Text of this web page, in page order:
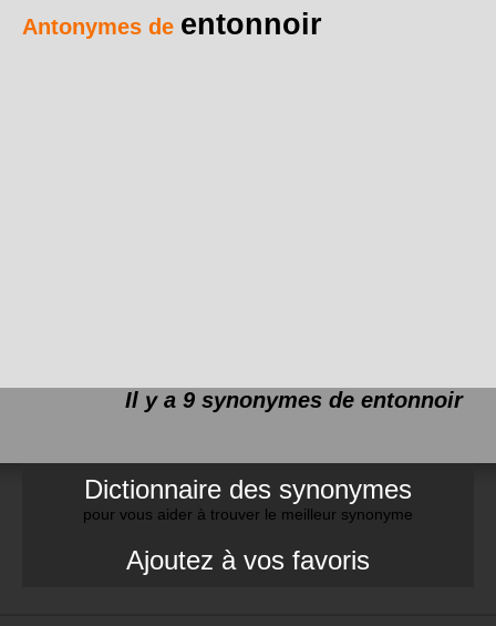
Antonymes de entonnoir
Il y a 9 synonymes de entonnoir
Dictionnaire des synonymes
pour vous aider à trouver le meilleur synonyme
Ajoutez à vos favoris